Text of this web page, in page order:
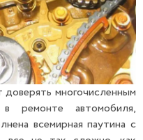
многочисленным
в ремонте автомобиля,
всемирная паутина с